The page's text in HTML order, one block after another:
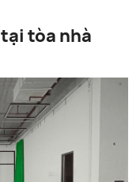
tòa nhà